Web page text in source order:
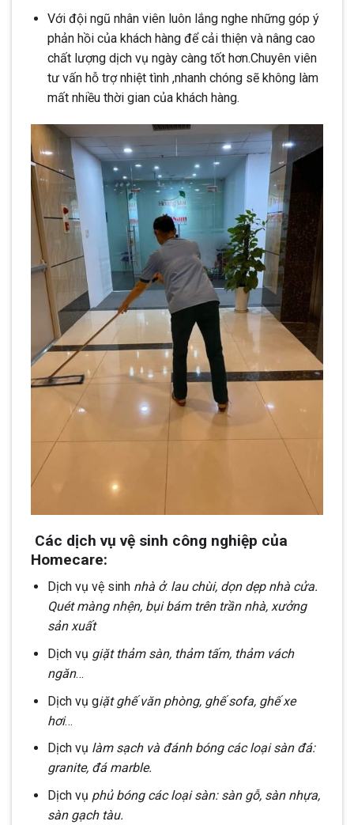
Với đội ngũ nhân viên luôn lắng nghe những góp ý
phản hồi của khách hàng để cải thiện và nâng cao
chất lượng dịch vụ ngày càng tốt hơn.Chuyên viên
tư vấn hỗ trợ nhiệt tình ,nhanh chóng sẽ không làm
mất nhiều thời gian của khách hàng.
Các dịch vụ vệ sinh công nghiệp của
Homecare:
Dịch vụ vệ sinh nhà ở: lau chùi, dọn dẹp nhà cửa.
Quét màng nhện, bụi bám trên trần nhà, xưởng
sản xuất
Dịch vụ giặt thảm sàn, thảm tấm, thảm vách
ngăn…
Dịch vụ giặt ghế văn phòng, ghế sofa, ghế xe
hơi…
Dịch vụ làm sạch và đánh bóng các loại sàn đá:
granite, đá marble.
Dịch vụ phủ bóng các loại sàn: sàn gỗ, sàn nhựa,
sàn gạch tàu.